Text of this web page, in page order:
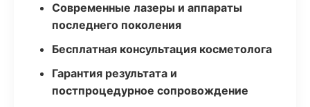
Современные лазеры и аппараты
последнего поколения
Бесплатная консультация косметолога
Гарантия результата и
постпроцедурное сопровождение